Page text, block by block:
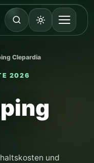
Clepardia
2026
und